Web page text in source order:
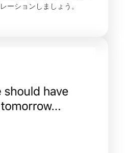
ーションしましょう。